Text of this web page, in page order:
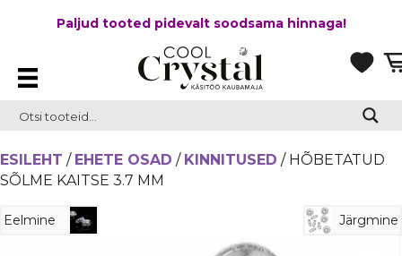
Paljud tooted pidevalt soodsama hinnaga!
ESILEHT / EHETE OSAD / KINNITUSED / HÕBETATUD
SÕLME KAITSE 3.7 MM
Eelmine Järgmine